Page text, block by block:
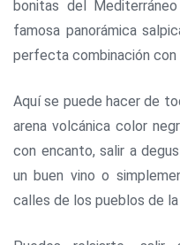
bonitas del
famosa panorámica
perfecta combinación con
Aquí se puede hacer de
arena volcánica color
con encanto, salir a
un buen vino o
calles de los pueblos de la